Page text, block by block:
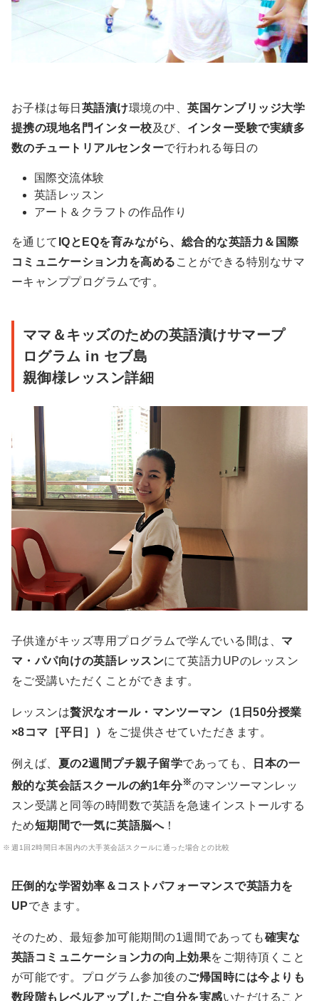
お子様は毎日 英語漬け環境の中、英国ケンブリッジ大学
提携の現地名門インター校及び、 インター受験で実績多
数のチュートリアルセンターで行われる毎日の
国際交流体験
英語レッスン
アート＆クラフトの作品作り
を通じて IQとEQを育みながら、総合的な英語力＆国際
コミュニケーション力を高める ことができる特別なサマ
ーキャンププログラムです。
ママ＆キッズのための英語漬けサマープ
ログラム in セブ島
親御様レッスン詳細
子供達がキッズ専用プログラムで学んでいる間は、 マ
マ・パパ向けの英語レッスンにて英語力UPのレッスン
をご受講いただくことができます。
レッスンは贅沢なオール・マンツーマン（1日50分授業
×8コマ［平日］） をご提供させていただきます。
例えば、 夏の2週間プチ親子留学であっても、
日本の一
般的な英会話スクールの約1年分※のマンツーマンレッ
スン受講と同等の時間数で英語を急速インストールする
ため短期間で一気に英語脳へ！
週1回2時間日本国内の大手英会話スクールに通った場合との比較
圧倒的な学習効率＆コストパフォーマンスで英語力を
UPできます。
そのため、最短参加可能期間の1週間であっても確実な
英語コミュニケーション力の向上効果をご期待頂くこと
が可能です。プログラム参加後のご帰国時には今よりも
数段階もレベルアップしたご自分を実感いただけること